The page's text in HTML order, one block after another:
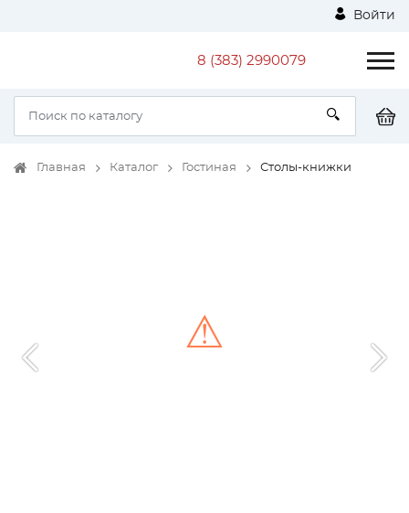
Войти
8 (383) 2990079
Главная Каталог Гостиная Столы-книжки
⚠